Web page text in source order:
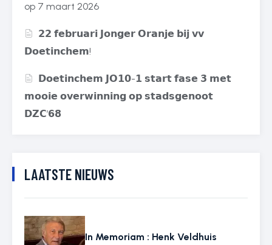
op 7 maart 2026
𝟮𝟮 𝗳𝗲𝗯𝗿𝘂𝗮𝗿𝗶 𝗝𝗼𝗻𝗴𝗲𝗿 𝗢𝗿𝗮𝗻𝗷𝗲 𝗯𝗶𝗷 𝘃𝘃
𝗗𝗼𝗲𝘁𝗶𝗻𝗰𝗵𝗲𝗺!
𝗗𝗼𝗲𝘁𝗶𝗻𝗰𝗵𝗲𝗺 𝗝𝗢𝟭𝟬-𝟭 𝘀𝘁𝗮𝗿𝘁 𝗳𝗮𝘀𝗲 𝟯 𝗺𝗲𝘁
𝗺𝗼𝗼𝗶𝗲 𝗼𝘃𝗲𝗿𝘄𝗶𝗻𝗻𝗶𝗻𝗴 𝗼𝗽 𝘀𝘁𝗮𝗱𝘀𝗴𝗲𝗻𝗼𝗼𝘁
𝗗𝗭𝗖’𝟲𝟴
LAATSTE NIEUWS
In Memoriam : Henk Veldhuis